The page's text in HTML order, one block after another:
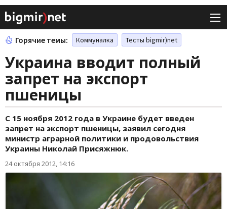
Горячие темы: Коммуналка Тесты bigmir)net
Украина вводит полный
запрет на экспорт
пшеницы
С 15 ноября 2012 года в Украине будет введен
запрет на экспорт пшеницы, заявил сегодня
министр аграрной политики и продовольствия
Украины Николай Присяжнюк.
24 октября 2012, 14:16